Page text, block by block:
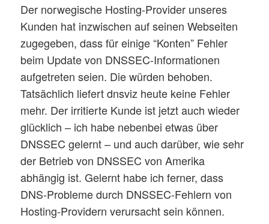
Der norwegische Hosting-Provider unseres
Kunden hat inzwischen auf seinen Webseiten
zugegeben, dass für einige “Konten” Fehler
beim Update von DNSSEC-Informationen
aufgetreten seien. Die würden behoben.
Tatsächlich liefert dnsviz heute keine Fehler
mehr. Der irritierte Kunde ist jetzt auch wieder
glücklich – ich habe nebenbei etwas über
DNSSEC gelernt – und auch darüber, wie sehr
der Betrieb von DNSSEC von Amerika
abhängig ist. Gelernt habe ich ferner, dass
DNS-Probleme durch DNSSEC-Fehlern von
Hosting-Providern verursacht sein können.